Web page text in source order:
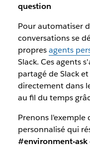
question
Pour automatiser
conversations se
propresagents
Slack. Ces agents
partagé de Slack
directement dans
au fil du temps
Prenons l'exemple
personnalisé qui
#environment-ask